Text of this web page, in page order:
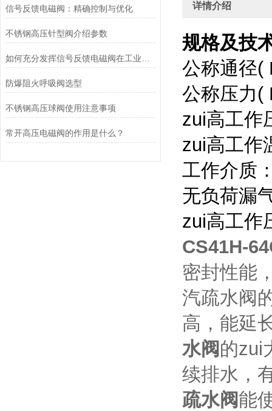
信号反馈电磁阀：精确控制与优化
不锈钢高压针型阀介绍参数
防爆阻火呼吸阀选型
不锈钢高压球阀使用注意事项
常开高压电磁阀的作用是什么？
详情介绍
规格及技
公称通径(
公称压力(
zui高工作
zui高工作
工作介质
无负荷漏
zui高工作
CS41H-
密封性能
汽疏水阀
高，能延
水阀 的zui
续排水，
疏水阀能